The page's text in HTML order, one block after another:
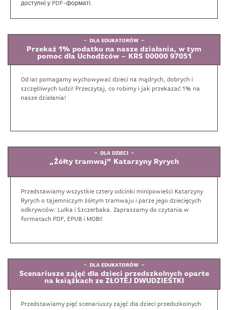
доступні у PDF-форматі.
DLA EDUKATORÓW
Przekaż 1% podatku na nasze działania, w tym
pomoc dla Uchodźców – KRS 00000 97051
Od lat pomagamy wychowywać dzieci na mądrych, dobrych i
szczęśliwych ludzi! Przeczytaj, co robimy i jak przekazać 1% na
nasze działania!
DLA DZIECI
„Żółty tramwaj” Katarzyny Ryrych
Przedstawiamy wszystkie cztery odcinki minipowieści Katarzyny
Ryrych o tajemniczym żółtym tramwaju i parze jego dziecięcych
odkrywców: Lulka i Szczerbaka. Zapraszamy do czytania w
formatach PDF, EPUB i MOBI!
DLA EDUKATORÓW
Scenariusze zajęć dla dzieci przedszkolnych oparte
na książkach ze ZŁOTEJ DWUDZIESTKI
Przedstawiamy pięć scenariuszy zajęć dla dzieci przedszkolnych